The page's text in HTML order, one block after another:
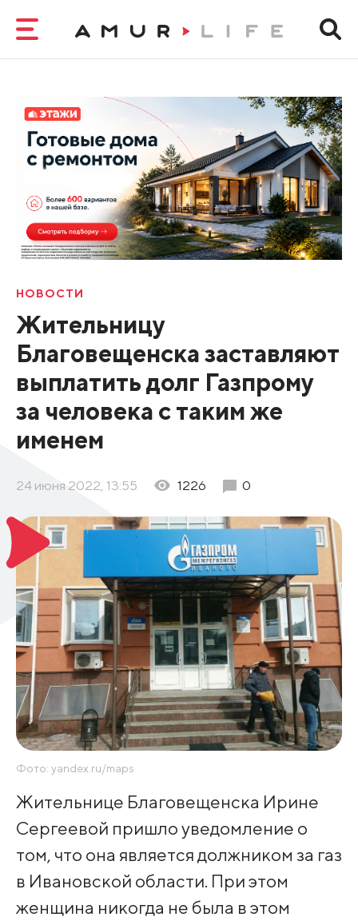
НОВОСТИ
Жительницу
Благовещенска заставляют
выплатить долг Газпрому
за человека с таким же
именем
24 июня 2022, 13:55 1226 0
Фото: yandex.ru/maps
Жительнице Благовещенска Ирине
Сергеевой пришло уведомление о
том, что она является должником за газ
в Ивановской области. При этом
женщина никогда не была в этом